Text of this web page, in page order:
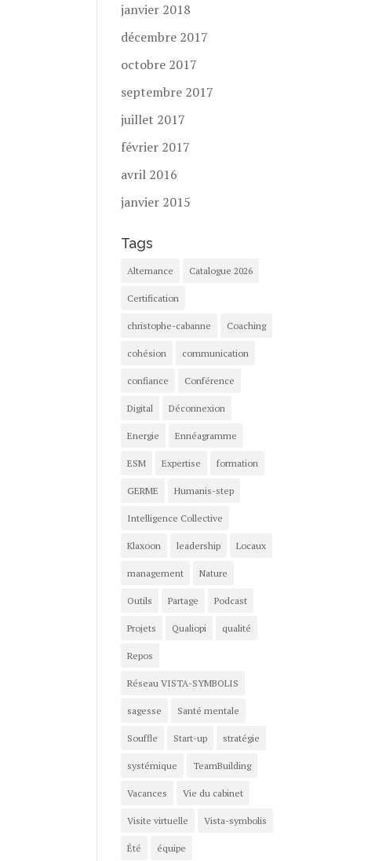
janvier 2018
décembre 2017
octobre 2017
septembre 2017
juillet 2017
février 2017
avril 2016
janvier 2015
Tags
Alternance Catalogue 2026
Certification
christophe-cabanne Coaching
cohésion communication
confiance Conférence
Digital Déconnexion
Energie Ennéagramme
ESM Expertise formation
GERME Humanis-step
Intelligence Collective
Klaxoon leadership Locaux
management Nature
Outils Partage Podcast
Projets Qualiopi qualité
Repos
Réseau VISTA-SYMBOLIS
sagesse Santé mentale
Souffle Start-up stratégie
systémique TeamBuilding
Vacances Vie du cabinet
Visite virtuelle Vista-symbolis
Été équipe